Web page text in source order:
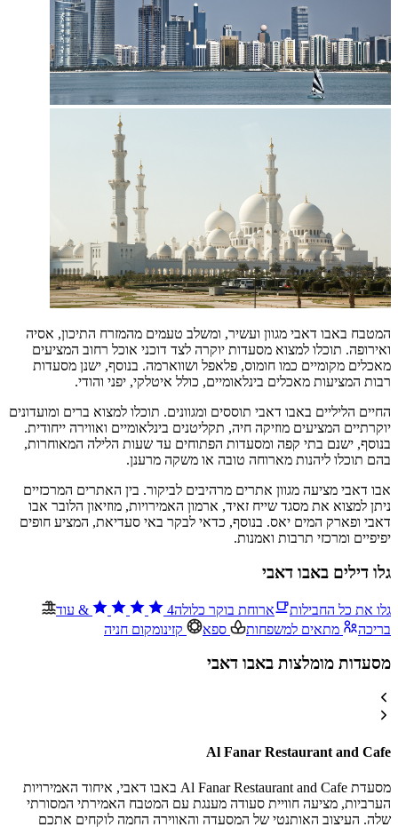
המטבח באבו דאבי מגוון ועשיר, ומשלב טעמים מהמזרח התיכון, אסיה
ואירופה. תוכלו למצוא מסעדות יוקרה לצד דוכני אוכל רחוב המציעים
מאכלים מקומיים כמו חומוס, פלאפל ושווארמה. בנוסף, ישנן מסעדות
רבות המציעות מאכלים בינלאומיים, כולל איטלקי, יפני והודי.
החיים הליליים באבו דאבי תוססים ומגוונים. תוכלו למצוא ברים ומועדונים
יוקרתיים המציעים מוזיקה חיה, תקליטנים בינלאומיים ואווירה ייחודית.
בנוסף, ישנם בתי קפה ומסעדות הפתוחים עד שעות הלילה המאוחרות,
בהם תוכלו ליהנות מארוחה טובה או משקה מרענן.
אבו דאבי מציעה מגוון אתרים מרהיבים לביקור. בין האתרים המרכזיים
ניתן למצוא את מסגד שייח זאיד, ארמון האמירויות, מוזיאון הלובר אבו
דאבי ופארק המים יאס. בנוסף, כדאי לבקר באי סעדיאת, המציע חופים
יפיפיים ומרכזי תרבות ואמנות.
גלו דילים באבו דאבי
גלו את כל החבילות ארוחת בוקר כלולה4
& עוד
בריכה
מתאים למשפחות ספא קזינומקום חניה
מסעדות מומלצות באבו דאבי
Al Fanar Restaurant and Cafe
מסעדת Al Fanar Restaurant and Cafe באבו דאבי, איחוד האמירויות
הערביות, מציעה חוויית סעודה מענגת עם המטבח האמירתי המסורתי
שלה. העיצוב האותנטי של המסעדה והאווירה החמה לוקחים אתכם